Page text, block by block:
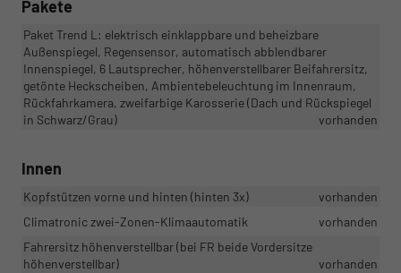
Pakete
Paket Trend L: elektrisch einklappbare und beheizbare
Außenspiegel, Regensensor, automatisch abblendbarer
Innenspiegel, 6 Lautsprecher, höhenverstellbarer Beifahrersitz,
getönte Heckscheiben, Ambientebeleuchtung im Innenraum,
Rückfahrkamera, zweifarbige Karosserie (Dach und Rückspiegel
in Schwarz/Grau)
vorhanden
Innen
Kopfstützen vorne und hinten (hinten 3x)
vorhanden
Climatronic zwei-Zonen-Klimaautomatik
vorhanden
Fahrersitz höhenverstellbar (bei FR beide Vordersitze
höhenverstellbar)
vorhanden